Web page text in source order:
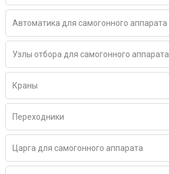
Автоматика для самогонного аппарата
Узлы отбора для самогонного аппарата
Краны
Переходники
Царга для самогонного аппарата